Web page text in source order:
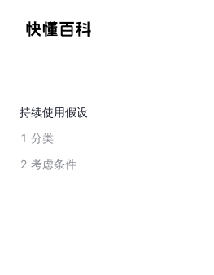
持续使用假设
1 分类
2 考虑条件